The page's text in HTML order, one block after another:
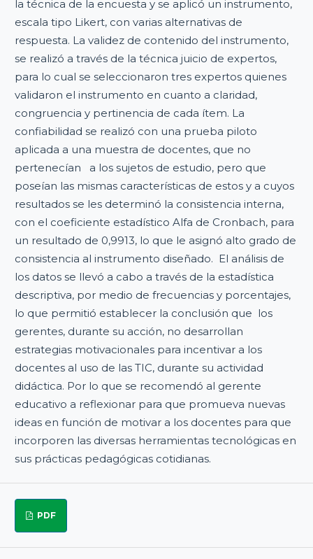
la técnica de la encuesta y se aplicó un instrumento,
escala tipo Likert, con varias alternativas de
respuesta. La validez de contenido del instrumento,
se realizó a través de la técnica juicio de expertos,
para lo cual se seleccionaron tres expertos quienes
validaron el instrumento en cuanto a claridad,
congruencia y pertinencia de cada ítem. La
confiabilidad se realizó con una prueba piloto
aplicada a una muestra de docentes, que no
pertenecían a los sujetos de estudio, pero que
poseían las mismas características de estos y a cuyos
resultados se les determinó la consistencia interna,
con el coeficiente estadístico Alfa de Cronbach, para
un resultado de 0,9913, lo que le asignó alto grado de
consistencia al instrumento diseñado. El análisis de
los datos se llevó a cabo a través de la estadística
descriptiva, por medio de frecuencias y porcentajes,
lo que permitió establecer la conclusión que los
gerentes, durante su acción, no desarrollan
estrategias motivacionales para incentivar a los
docentes al uso de las TIC, durante su actividad
didáctica. Por lo que se recomendó al gerente
educativo a reflexionar para que promueva nuevas
ideas en función de motivar a los docentes para que
incorporen las diversas herramientas tecnológicas en
sus prácticas pedagógicas cotidianas.
PDF